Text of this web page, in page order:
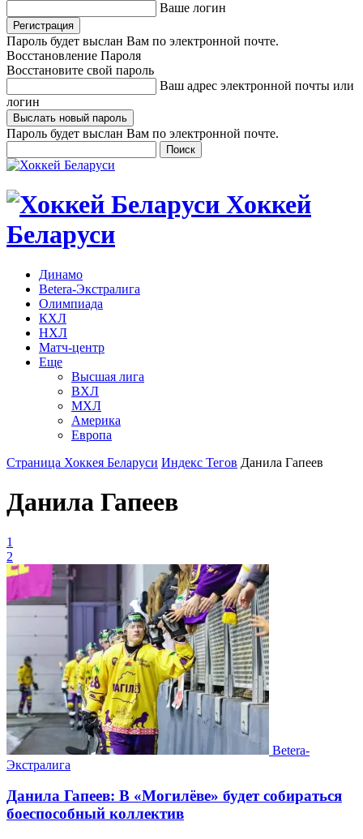
Ваше логин
Пароль будет выслан Вам по электронной почте.
Восстановление Пароля
Восстановите свой пароль
Ваш адрес электронной почты или
логин
Пароль будет выслан Вам по электронной почте.
Хоккей
Беларуси
Динамо
Betera-Экстралига
Олимпиада
КХЛ
НХЛ
Матч-центр
Еще
Высшая лига
ВХЛ
МХЛ
Америка
Европа
Страница Хоккея Беларуси Индекс Тегов Данила Гапеев
Данила Гапеев
1
2
Betera-
Экстралига
Данила Гапеев: В «Могилёве» будет собираться
боеспособный коллектив